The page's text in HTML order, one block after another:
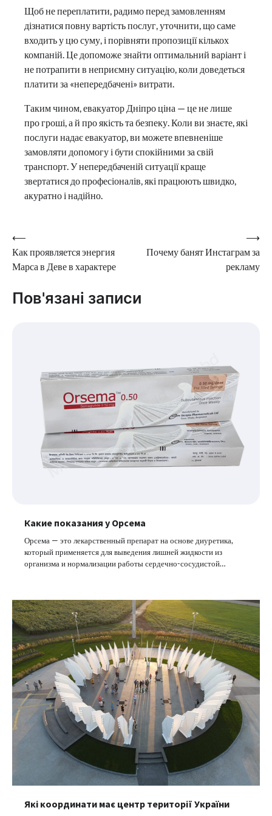
Щоб не переплатити, радимо перед замовленням
дізнатися повну вартість послуг, уточнити, що саме
входить у цю суму, і порівняти пропозиції кількох
компаній. Це допоможе знайти оптимальний варіант і
не потрапити в неприємну ситуацію, коли доведеться
платити за «непередбачені» витрати.
Таким чином, евакуатор Дніпро ціна — це не лише
про гроші, а й про якість та безпеку. Коли ви знаєте, які
послуги надає евакуатор, ви можете впевненіше
замовляти допомогу і бути спокійними за свій
транспорт. У непередбаченій ситуації краще
звертатися до професіоналів, які працюють швидко,
акуратно і надійно.
Навігація
записів
⟵
Как проявляется энергия
Марса в Деве в характере
Почему банят Инстаграм за
рекламу
⟶
Пов'язані записи
Какие показания у Орсема
Орсема — это лекарственный препарат на основе диуретика,
который применяется для выведения лишней жидкости из
организма и нормализации работы сердечно-сосудистой…
Які координати має центр території України